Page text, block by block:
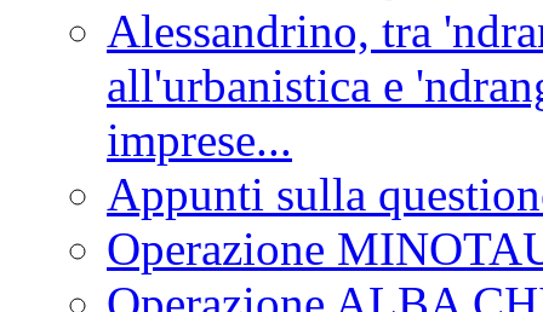
Alessandrino, tra
all'urbanistica e
imprese...
Appunti sulla
Operazione